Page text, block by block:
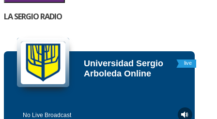
LA SERGIO RADIO